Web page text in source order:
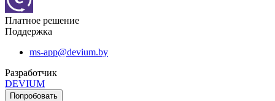
Платное решение
Поддержка
ms-app@devium.by
Разработчик
DEVIUM
Попробовать